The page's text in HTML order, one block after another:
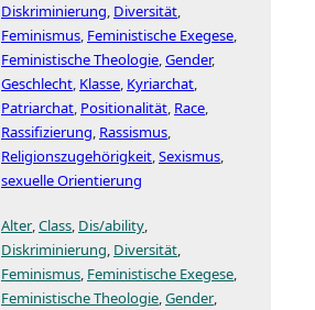
Diskriminierung, Diversität,
Feminismus, Feministische Exegese,
Feministische Theologie,Gender,
Geschlecht, Klasse, Kyriarchat,
Patriarchat, Positionalität, Race,
Rassifizierung, Rassismus,
Religionszugehörigkeit,Sexismus,
sexuelle Orientierung
Alter Class Dis/ability
Diskriminierung Diversität
Feminismus Feministische Exegese
Feministische Theologie Gender